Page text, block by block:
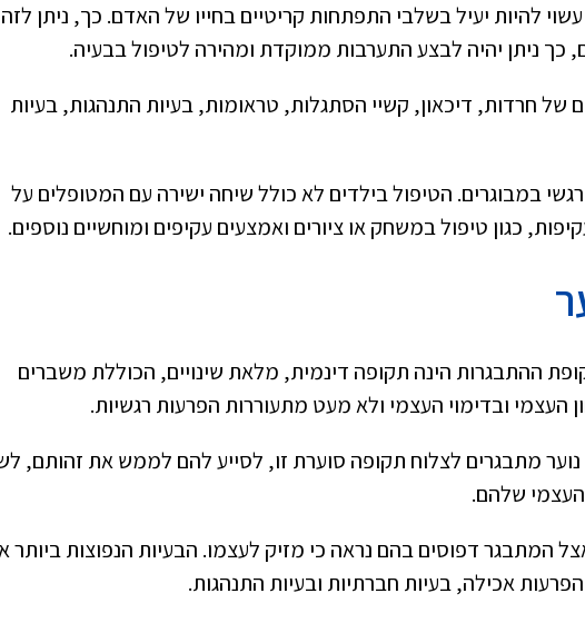
להיות יעיל בשלבי התפתחות קריטיים בחייו של האדם. כך, ניתן
כך ניתן יהיה לבצע התערבות ממוקדת ומהירה לטיפול בבעיה.
של חרדות, דיכאון, קשיי הסתגלות, טראומות, בעיות התנהגות, בעיות
במבוגרים. הטיפול בילדים לא כולל שיחה ישירה עם המטופלים על
כגון טיפול במשחק או ציורים ואמצעים עקיפים ומוחשיים נוספים.
ההתבגרות הינה תקופה דינמית, מלאת שינויים, הכוללת משברים
העצמי ובדימוי העצמי ולא מעט מתעוררות הפרעות רגשיות.
נוער מתבגרים לצלוח תקופה סוערת זו, לסייע להם לממש את זהותם,
העצמי שלהם.
המתבגר דפוסים בהם נראה כי מזיק לעצמו. הבעיות הנפוצות ביותר
אכילה, בעיות חברתיות ובעיות התנהגות.